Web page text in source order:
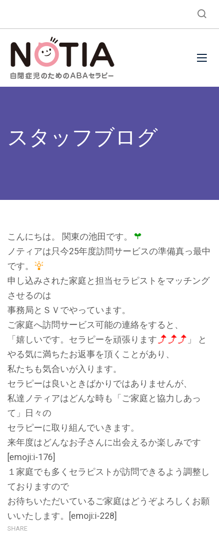
スタッフブログ
こんにちは。 関東の池田です。
ノティアは只今25年度訪問サービスの準備真っ最中
です。
申し込みされた家庭と担当セラピストをマッチング
させるのは
事務局とＳＶでやっています。
ご家庭へ訪問サービス可能の連絡をすると、
「嬉しいです。セラピーを頑張ります
」 と
やる気に満ちたお返事を頂くことがあり、
私たちも気合いが入ります。
セラピーは良いときばかりではありませんが、
私達ノティアはどんな時も「ご家庭と協力しあっ
て」日々の
セラピーに取り組んでいきます。
来年度はどんなお子さんに出会えるか楽しみです
[emoji:i-176]
１家庭でも多くセラピストが訪問できるよう調整し
ておりますので
お待ちいただいているご家庭はどうぞよろしくお願
いいたします。[emoji:i-228]
SHARE